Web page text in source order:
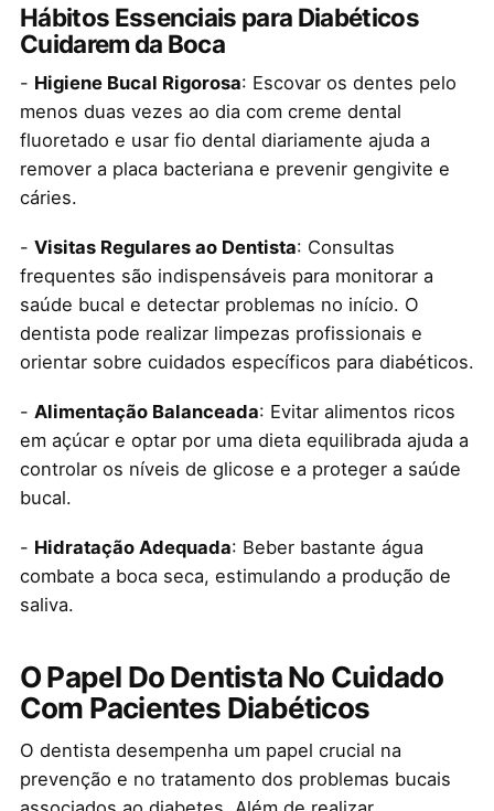
Hábitos Essenciais para Diabéticos
Cuidarem da Boca
- Higiene Bucal Rigorosa: Escovar os dentes pelo
menos duas vezes ao dia com creme dental
fluoretado e usar fio dental diariamente ajuda a
remover a placa bacteriana e prevenir gengivite e
cáries.
- Visitas Regulares ao Dentista: Consultas
frequentes são indispensáveis para monitorar a
saúde bucal e detectar problemas no início. O
dentista pode realizar limpezas profissionais e
orientar sobre cuidados específicos para diabéticos.
- Alimentação Balanceada: Evitar alimentos ricos
em açúcar e optar por uma dieta equilibrada ajuda a
controlar os níveis de glicose e a proteger a saúde
bucal.
- Hidratação Adequada: Beber bastante água
combate a boca seca, estimulando a produção de
saliva.
O Papel Do Dentista No Cuidado
Com Pacientes Diabéticos
O dentista desempenha um papel crucial na
prevenção e no tratamento dos problemas bucais